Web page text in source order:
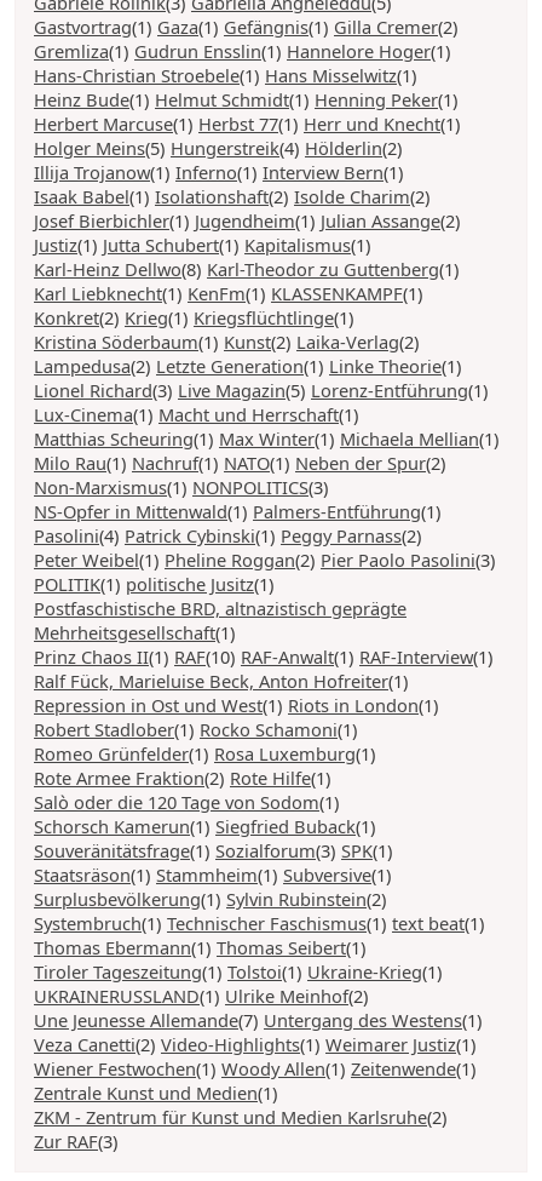
Gastvortrag(1) Gaza(1) Gefängnis(1) Gilla Cremer(2)
Gremliza(1) Gudrun Ensslin(1) Hannelore Hoger(1)
Hans-Christian Stroebele(1) Hans Misselwitz(1)
Heinz Bude(1) Helmut Schmidt(1) Henning Peker(1)
Herbert Marcuse(1) Herbst 77(1) Herr und Knecht(1)
Holger Meins(5) Hungerstreik(4) Hölderlin(2)
Illija Trojanow(1) Inferno(1) Interview Bern(1)
Isaak Babel(1) Isolationshaft(2) Isolde Charim(2)
Josef Bierbichler(1) Jugendheim(1) Julian Assange(2)
Justiz(1) Jutta Schubert(1) Kapitalismus(1)
Karl-Heinz Dellwo(8) Karl-Theodor zu Guttenberg(1)
Karl Liebknecht(1) KenFm(1) KLASSENKAMPF(1)
Konkret(2) Krieg(1) Kriegsflüchtlinge(1)
Kristina Söderbaum(1) Kunst(2) Laika-Verlag(2)
Lampedusa(2) Letzte Generation(1) Linke Theorie(1)
Lionel Richard(3) Live Magazin(5) Lorenz-Entführung(1)
Lux-Cinema(1) Macht und Herrschaft(1)
Matthias Scheuring(1) Max Winter(1) Michaela Mellian(1)
Milo Rau(1) Nachruf(1) NATO(1) Neben der Spur(2)
Non-Marxismus(1) NONPOLITICS(3)
NS-Opfer in Mittenwald(1) Palmers-Entführung(1)
Pasolini(4) Patrick Cybinski(1) Peggy Parnass(2)
Peter Weibel(1) Pheline Roggan(2) Pier Paolo Pasolini(3)
POLITIK(1) politische Jusitz(1)
Postfaschistische BRD, altnazistisch geprägte
Mehrheitsgesellschaft(1)
Prinz Chaos II(1) RAF(10) RAF-Anwalt(1) RAF-Interview(1)
Ralf Fück, Marieluise Beck, Anton Hofreiter(1)
Repression in Ost und West(1) Riots in London(1)
Robert Stadlober(1) Rocko Schamoni(1)
Romeo Grünfelder(1) Rosa Luxemburg(1)
Rote Armee Fraktion(2) Rote Hilfe(1)
Salò oder die 120 Tage von Sodom(1)
Schorsch Kamerun(1) Siegfried Buback(1)
Souveränitätsfrage(1) Sozialforum(3) SPK(1)
Staatsräson(1) Stammheim(1) Subversive(1)
Surplusbevölkerung(1) Sylvin Rubinstein(2)
Systembruch(1) Technischer Faschismus(1) text beat(1)
Thomas Ebermann(1) Thomas Seibert(1)
Tiroler Tageszeitung(1) Tolstoi(1) Ukraine-Krieg(1)
UKRAINERUSSLAND(1) Ulrike Meinhof(2)
Une Jeunesse Allemande(7) Untergang des Westens(1)
Veza Canetti(2) Video-Highlights(1) Weimarer Justiz(1)
Wiener Festwochen(1) Woody Allen(1) Zeitenwende(1)
Zentrale Kunst und Medien(1)
ZKM - Zentrum für Kunst und Medien Karlsruhe(2)
Zur RAF(3)